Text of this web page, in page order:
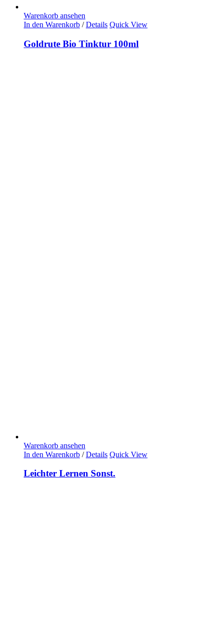
Warenkorb ansehen
In den Warenkorb / Details Quick View
Goldrute Bio Tinktur 100ml
Warenkorb ansehen
In den Warenkorb / Details Quick View
Leichter Lernen Sonst.